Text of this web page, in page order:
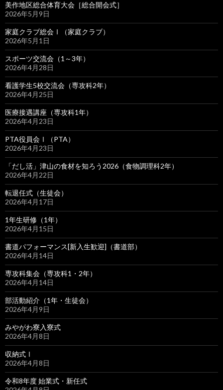
美作地区総合体育大会［総合開会式］
2026年5月9日
家庭クラブ総会Ⅰ（家庭クラブ）
2026年5月1日
スポーツ交流会（1～3年）
2026年4月28日
看護学生5校交流会（専攻科2年）
2026年4月25日
医療接遇講座（専攻科1年）
2026年4月23日
PTA役員会Ⅰ（PTA）
2026年4月23日
「だし活」津山の食材を知ろう2026（食物調理科2年）
2026年4月22日
転退任式（生徒会）
2026年4月17日
1年生研修（1年）
2026年4月15日
書道パフォーマンス[新入生歓迎]（書道部）
2026年4月14日
専攻科集会（専攻科1・2年）
2026年4月14日
部活動紹介（1年・生徒会）
2026年4月9日
みやがわ寮入寮式
2026年4月8日
収納式Ⅰ
2026年4月8日
令和8年度 始業式・新任式